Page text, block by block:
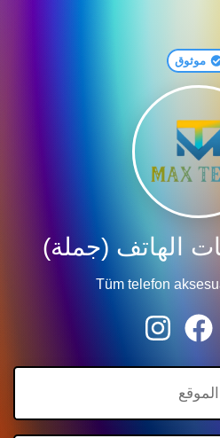
موثوق
الهاتف (جملة)
Tüm telefon
الموقع